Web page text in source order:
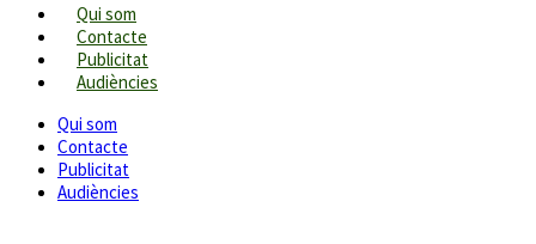
Qui som
Contacte
Publicitat
Audiències
Qui som
Contacte
Publicitat
Audiències